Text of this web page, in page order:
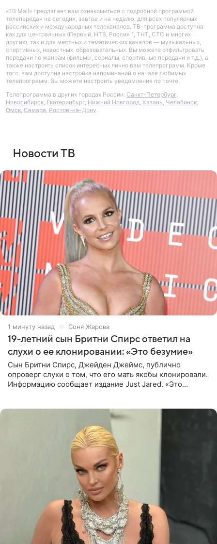
«ТВ Mail» предлагает вам ознакомиться с подробной программой
телепередач на сегодня, завтра и на неделю, для всех популярных
российских и международных телеканалов. ТВ-программа доступна
как для центральных (Первый, НТВ, Россия 1, ТНТ, СТС и многих
других), так и для местных и тематических каналов — музыкальных,
спортивных, новостных, образовательных. Вы можете отфильтровать
передачи по жанрам (фильмы, сериалы, спортивные передачи и т.д.), а
также настроить список интересных лично вам телепрограмм. Кроме
того, вам доступна настройка напоминаний о начале любимых
телепрограмм. Вы можете настроить уведомления по почте.
Телепрограмма в других городах России: Санкт-Петербург,
Новосибирск, Екатеринбург, Нижний Новгород, Казань, Челябинск,
Омск, Самара, Ростов-на-Дону.
Новости ТВ
1 минуту назад Соня Жарова
19-летний сын Бритни Спирс ответил на
слухи о ее клонировании: «Это безумие»
Сын Бритни Спирс, Джейден Джеймс, публично
опроверг слухи о том, что его мать якобы клонировали.
Информацию сообщает издание Just Jared. «Это